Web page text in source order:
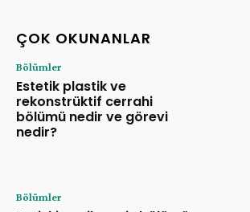
ÇOK OKUNANLAR
Bölümler
Estetik plastik ve
rekonstrüktif cerrahi
bölümü nedir ve görevi
nedir?
Bölümler